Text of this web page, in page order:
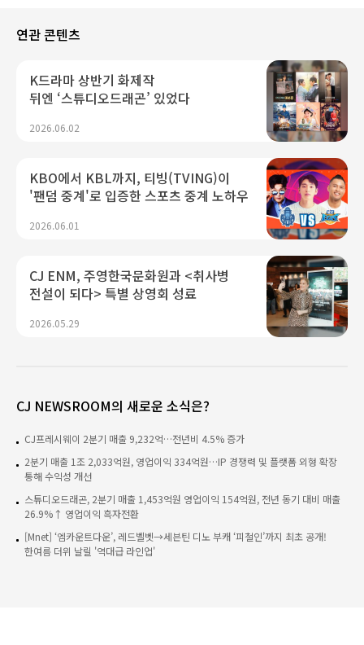
연관 콘텐츠
K드라마 상반기 화제작
뒤엔 ‘스튜디오드래곤’ 있었다
2026.06.02
KBO에서 KBL까지, 티빙(TVING)이
'팬덤 중계'로 입증한 스포츠 중계 노하우
2026.06.01
CJ ENM, 주영한국문화원과 <취사병
전설이 되다> 특별 상영회 성료
2026.05.29
CJ NEWSROOM의 새로운 소식은?
CJ프레시웨이 2분기 매출 9,232억…전년비 4.5% 증가
2분기 매출 1조 2,033억원, 영업이익 334억원…IP 경쟁력 및 플랫폼 외형 확장
통해 수익성 개선
스튜디오드래곤, 2분기 매출 1,453억원 영업이익 154억원, 전년 동기 대비 매출
26.9%↑ 영업이익 흑자전환
[Mnet] ‘엠카운트다운’, 레드벨벳→세븐틴 디노 부캐 ‘피철인’까지 최초 공개!
한여름 더위 날릴 '역대급 라인업'